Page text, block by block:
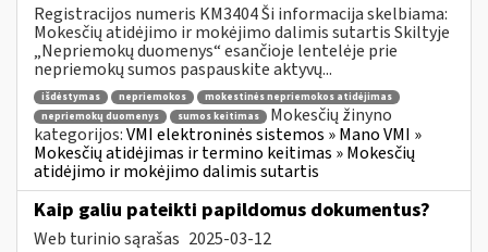
Registracijos numeris KM3404 Ši informacija skelbiama:
Mokesčių atidėjimo ir mokėjimo dalimis sutartis Skiltyje
„Nepriemokų duomenys“ esančioje lentelėje prie
nepriemokų sumos paspauskite aktyvų...
išdėstymas nepriemokos
mokestinės nepriemokos atidėjimas
nepriemokų duomenys
sumos keitimas
Mokesčių žinyno
kategorijos:VMI elektroninės sistemos » Mano VMI »
Mokesčių atidėjimas ir termino keitimas » Mokesčių
atidėjimo ir mokėjimo dalimis sutartis
Kaip galiu pateikti papildomus dokumentus?
Web turinio sąrašas 2025-03-12